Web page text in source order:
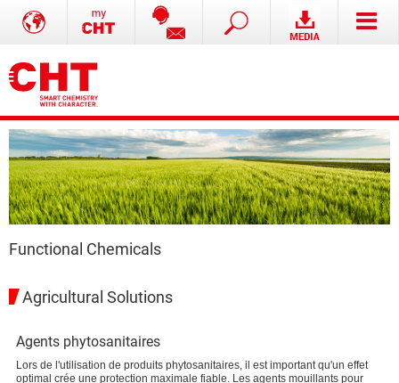
Functional Chemicals
Agricultural Solutions
Agents phytosanitaires
Lors de l'utilisation de produits phytosanitaires, il est important qu'un effet
optimal crée une protection maximale fiable. Les agents mouillants pour